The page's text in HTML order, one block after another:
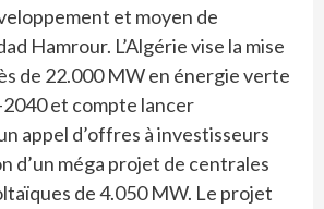
et moyen de
Hamrour. L’Algérie vise la mise
de 22.000 MW en énergie verte
2040 et compte lancer
appel d’offres à investisseurs
d’un méga projet de centrales
de 4.050 MW. Le projet